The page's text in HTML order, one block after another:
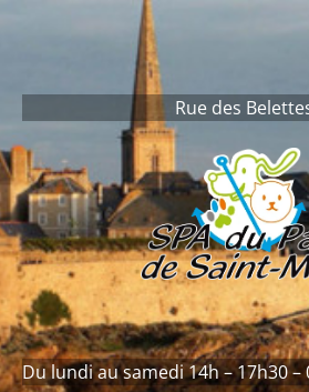
Rue des
Du lundi au samedi 14h – 17h30 –